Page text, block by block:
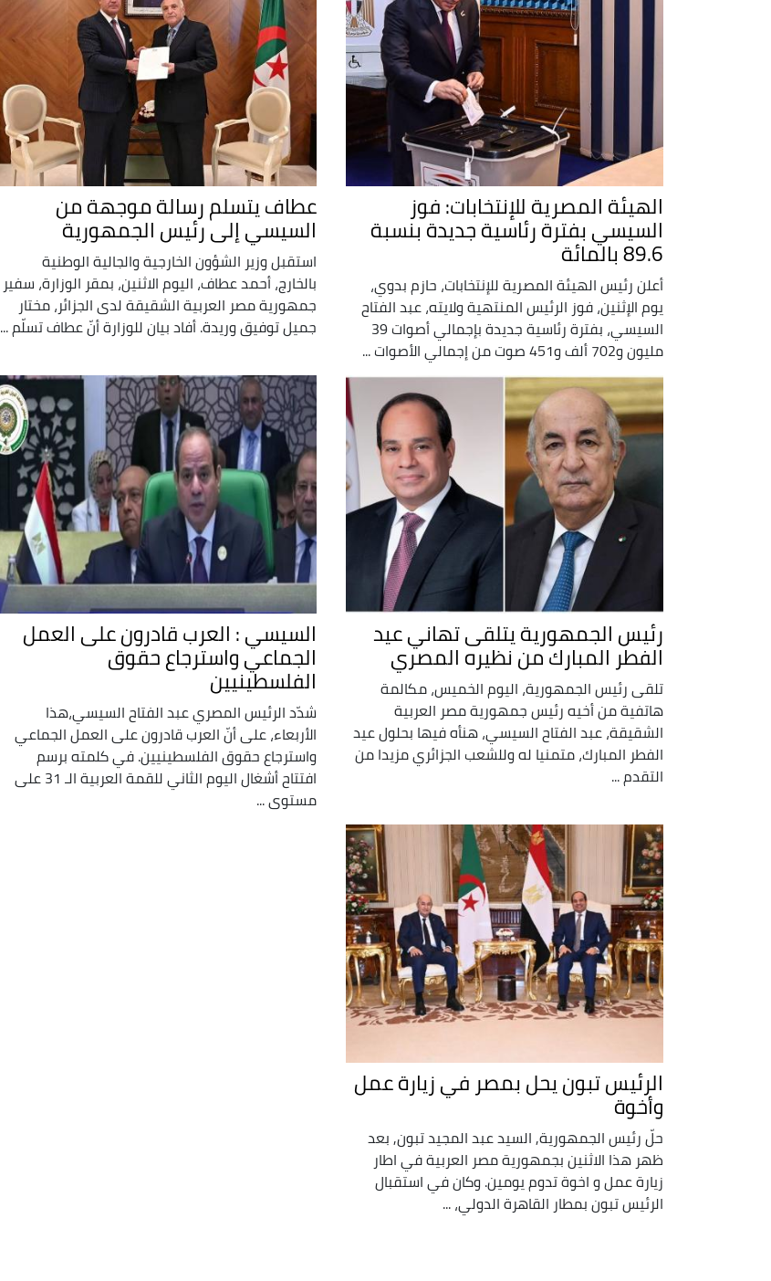
الهيئة المصرية للإنتخابات: فوز
السيسي بفترة رئاسية جديدة بنسبة
89.6 بالمائة
أعلن رئيس الهيئة المصرية للإنتخابات، حازم بدوي،
يوم الإثنين، فوز الرئيس المنتهية ولايته، عبد الفتاح
السيسي، بفترة رئاسية جديدة بإجمالي أصوات 39
مليون و702 ألف و451 صوت من إجمالي الأصوات ...
عطاف يتسلم رسالة موجهة من
السيسي إلى رئيس الجمهورية
استقبل وزير الشؤون الخارجية والجالية الوطنية
بالخارج، أحمد عطاف، اليوم الاثنين، بمقر الوزارة، سفير
جمهورية مصر العربية الشقيقة لدى الجزائر، مختار
جميل توفيق وريدة. أفاد بيان للوزارة أنّ عطاف تسلّم ...
رئيس الجمهورية يتلقى تهاني عيد
الفطر المبارك من نظيره المصري
تلقى رئيس الجمهورية، اليوم الخميس، مكالمة
هاتفية من أخيه رئيس جمهورية مصر العربية
الشقيقة، عبد الفتاح السيسي، هنأه فيها بحلول عيد
الفطر المبارك، متمنيا له وللشعب الجزائري مزيدا من
التقدم ...
السيسي : العرب قادرون على العمل
الجماعي واسترجاع حقوق
الفلسطينيين
شدّد الرئيس المصري عبد الفتاح السيسي،هذا
الأربعاء، على أنّ العرب قادرون على العمل الجماعي
واسترجاع حقوق الفلسطينيين. في كلمته برسم
افتتاح أشغال اليوم الثاني للقمة العربية الـ 31 على
مستوى ...
الرئيس تبون يحل بمصر في زيارة عمل
وأخوة
حلّ رئيس الجمهورية, السيد عبد المجيد تبون, بعد
ظهر هذا الاثنين بجمهورية مصر العربية في اطار
زيارة عمل و اخوة تدوم يومين. وكان في استقبال
الرئيس تبون بمطار القاهرة الدولي، ...